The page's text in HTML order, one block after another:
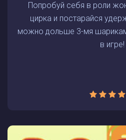
Попробуй себя в роли
цирка и постарайся
можно дольше 3-мя
в игре!